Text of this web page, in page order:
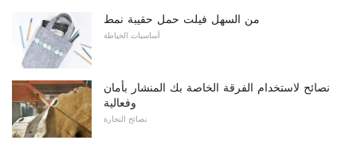
من السهل فيلت حمل حقيبة نمط
أساسيات الخياطة
نصائح لاستخدام الفرقة الخاصة بك المنشار بأمان
وفعالية
نصائح النجارة